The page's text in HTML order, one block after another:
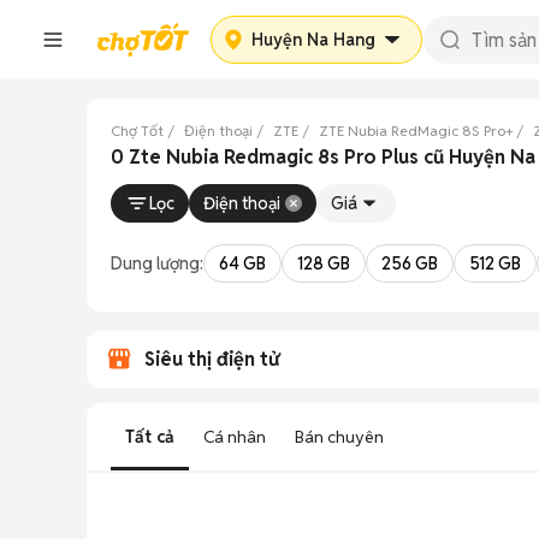
Huyện Na Hang
Chợ Tốt Điện thoại ZTE ZTE Nubia RedMagic 8S Pro+
0 Zte Nubia Redmagic 8s Pro Plus cũ Huyện
Lọc Điện thoại Giá
Dung lượng: 64 GB 128 GB 256 GB 512 GB
Siêu thị điện tử
Tất cả Cá nhân Bán chuyên